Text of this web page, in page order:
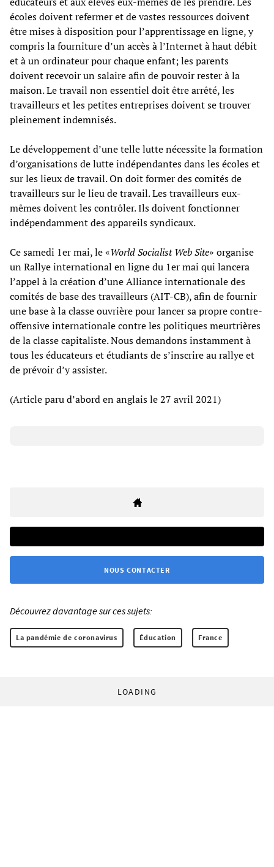
écoles doivent refermer et de vastes ressources doivent
être mises à disposition pour l’apprentissage en ligne, y
compris la fourniture d’un accès à l’Internet à haut débit
et à un ordinateur pour chaque enfant; les parents
doivent recevoir un salaire afin de pouvoir rester à la
maison. Le travail non essentiel doit être arrêté, les
travailleurs et les petites entreprises doivent se trouver
pleinement indemnisés.
Le développement d’une telle lutte nécessite la formation
d’organisations de lutte indépendantes dans les écoles et
sur les lieux de travail. On doit former des comités de
travailleurs sur le lieu de travail. Les travailleurs eux-
mêmes doivent les contrôler. Ils doivent fonctionner
indépendamment des appareils syndicaux.
Ce samedi 1er mai, le «World Socialist Web Site» organise
un Rallye international en ligne du 1er mai qui lancera
l’appel à la création d’une Alliance internationale des
comités de base des travailleurs (AIT-CB), afin de fournir
une base à la classe ouvrière pour lancer sa propre contre-
offensive internationale contre les politiques meurtrières
de la classe capitaliste. Nous demandons instamment à
tous les éducateurs et étudiants de s’inscrire au rallye et
de prévoir d’y assister.
(Article paru d’abord en anglais le 27 avril 2021)
NOUS CONTACTER
Découvrez davantage sur ces sujets:
La pandémie de coronavirus Éducation France
LOADING